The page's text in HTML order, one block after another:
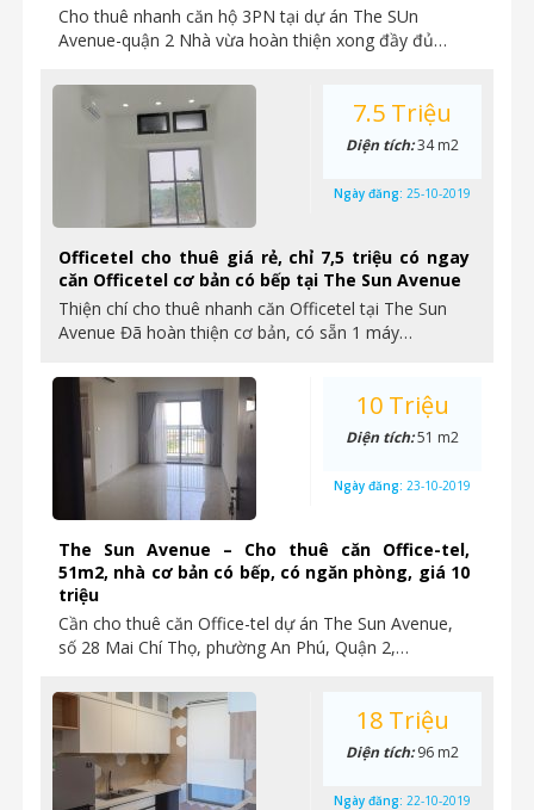
Cho thuê nhanh căn hộ 3PN tại dự án The SUn
Avenue-quận 2 Nhà vừa hoàn thiện xong đầy đủ…
Officetel cho thuê giá rẻ, chỉ 7,5 triệu có ngay
căn Officetel cơ bản có bếp tại The Sun Avenue
Thiện chí cho thuê nhanh căn Officetel tại The Sun
Avenue Đã hoàn thiện cơ bản, có sẵn 1 máy…
7.5 Triệu
Diện tích:34 m2
Ngày đăng: 25-10-2019
The Sun Avenue – Cho thuê căn Office-tel,
51m2, nhà cơ bản có bếp, có ngăn phòng, giá 10
triệu
Cần cho thuê căn Office-tel dự án The Sun Avenue,
số 28 Mai Chí Thọ, phường An Phú, Quận 2,…
10 Triệu
Diện tích:51 m2
Ngày đăng: 23-10-2019
18 Triệu
Diện tích:96 m2
Ngày đăng: 22-10-2019